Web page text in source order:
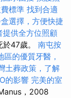
標準 找到合適
選擇，方便快捷
提供全方位照顧
47歲。 南屯按
區的優質牙醫，
土葬政策，了解
的影響 完美的室
，2008